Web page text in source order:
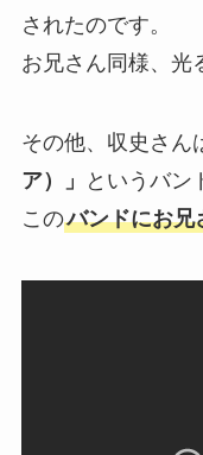
されたのです。
お兄さん同様、光
その他、収史さん
ア）」
というバン
このバンドにお兄